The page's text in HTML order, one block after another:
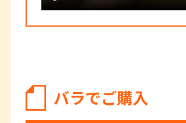
バラでご購入